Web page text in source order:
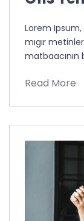
Lorem Ipsum,
mıgır
Read More